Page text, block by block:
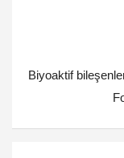
Biyoaktif